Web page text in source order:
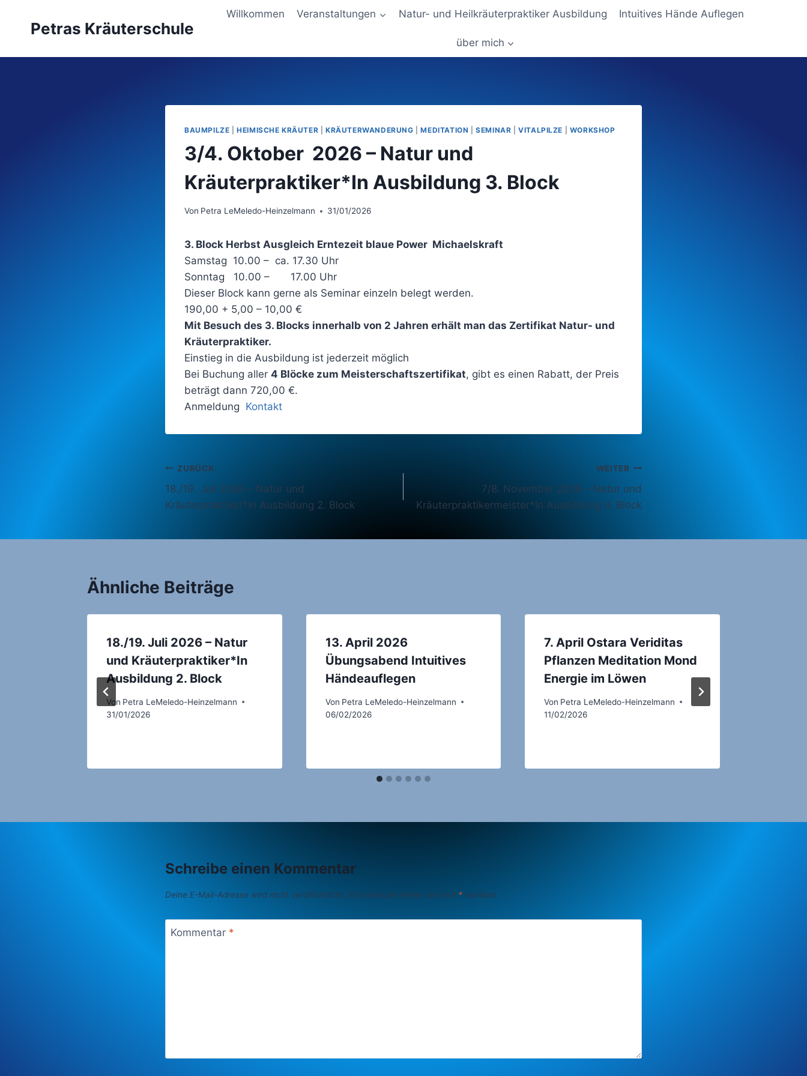
Petras Kräuterschule
Willkommen Veranstaltungen Natur- und Heilkräuterpraktiker Ausbildung Intuitives Hände Auflegen
über mich
BAUMPILZE |HEIMISCHE KRÄUTER |KRÄUTERWANDERUNG |MEDITATION |SEMINAR |VITALPILZE WORKSHOP
3/4. Oktober 2026 – Natur und
Kräuterpraktiker*In Ausbildung 3. Block
Von Petra LeMeledo-Heinzelmann 31/01/2026
3. Block Herbst Ausgleich Erntezeit blaue Power Michaelskraft
Samstag 10.00 – ca. 17.30 Uhr
Sonntag 10.00 – 17.00 Uhr
Dieser Block kann gerne als Seminar einzeln belegt werden.
190,00 + 5,00 – 10,00 €
Mit Besuch des 3. Blocks innerhalb von 2 Jahren erhält man das Zertifikat Natur- und
Kräuterpraktiker.
Einstieg in die Ausbildung ist jederzeit möglich
Bei Buchung aller 4 Blöcke zum Meisterschaftszertifikat, gibt es einen Rabatt, der Preis
beträgt dann 720,00 €.
Anmeldung Kontakt
Beitragsnavigation
ZURÜCK
18./19. Juli 2026 – Natur und
Kräuterpraktiker*In Ausbildung 2. Block
WEITER
7/8. November 2026 – Natur und
Kräuterpraktikermeister*In Ausbildung 4. Block
Ähnliche Beiträge
18./19. Juli 2026 – Natur
und Kräuterpraktiker*In
Ausbildung 2. Block
Von Petra LeMeledo-Heinzelmann
31/01/2026
13. April 2026
Übungsabend Intuitives
Händeauflegen
Von Petra LeMeledo-Heinzelmann
06/02/2026
7. April Ostara Veriditas
Pflanzen Meditation Mond
Energie im Löwen
Von Petra LeMeledo-Heinzelmann
11/02/2026
Schreibe einen Kommentar
Deine E-Mail-Adresse wird nicht veröffentlicht. Erforderliche Felder sind mit * markiert
Kommentar *